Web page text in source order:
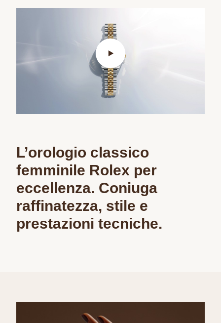
L’orologio classico
femminile Rolex per
eccellenza. Coniuga
raffinatezza, stile e
prestazioni tecniche.